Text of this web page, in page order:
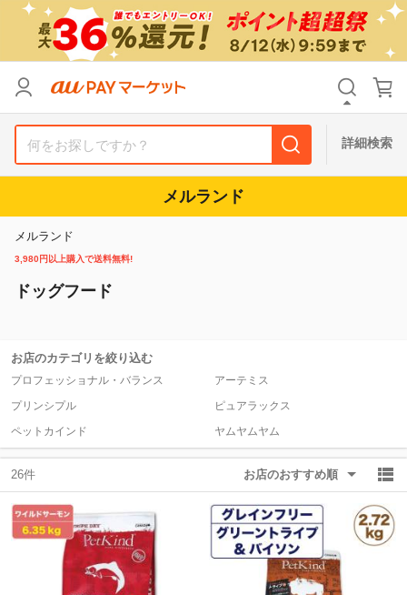
詳細検索
メルランド
メルランド
3,980円以上購入で送料無料!
ドッグフード
お店のカテゴリを絞り込む
プロフェッショナル・バランス
アーテミス
プリンシプル
ピュアラックス
ペットカインド
ヤムヤムヤム
26件 お店のおすすめ順
支払い方法
送料無料
Pontaパス特典対象すべて
除外ワード
リセット
支払い方法
送料無料
Pontaパス特典対象すべて
除外ワード